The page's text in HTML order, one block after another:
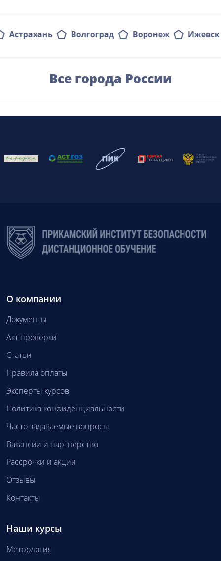
Астрахань Волгоград Воронеж Ижевск
Все города России
О компании
Документы
Акт проверки
Статьи
Правила оплаты
Эксперты курсов
Политика конфиденциальности
Часто задаваемые вопросы
Вакансии и партнерство
Рассрочки и акции
Отзывы
Контакты
Наши курсы
Метрология